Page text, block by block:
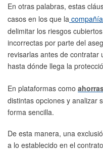
En otras palabras, estas
casos en los que la
delimitar los riesgos
incorrectas por parte del
revisarlas antes de contratar
hasta dónde llega la
En plataformas como
distintas opciones y analizar
forma sencilla.
De esta manera, una
a lo establecido en el